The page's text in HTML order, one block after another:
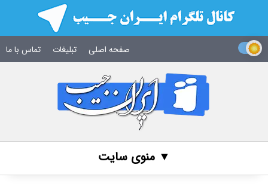
صفحه اصلی تبلیغات تماس با ما
▼ منوی سایت